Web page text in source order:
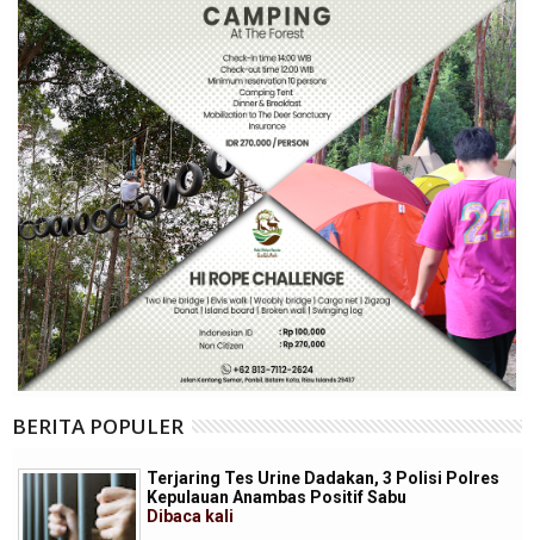
BERITA POPULER
Terjaring Tes Urine Dadakan, 3 Polisi Polres
Kepulauan Anambas Positif Sabu
Dibaca kali